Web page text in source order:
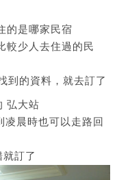
的是哪家民宿
較少人去住過的民
到的資料，就去訂了
弘大站
晨時也可以走路回
訂了